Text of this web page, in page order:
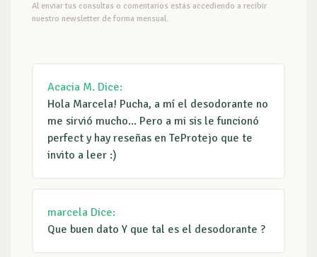
Al enviar tus consultas o comentarios estás accediendo a recibir
nuestro newsletter de forma mensual.
Acacia M. Dice:
Hola Marcela! Pucha, a mí el desodorante no
me sirvió mucho... Pero a mi sis le funcionó
perfect y hay reseñas en TeProtejo que te
invito a leer :)
marcela Dice:
Que buen dato Y que tal es el desodorante ?